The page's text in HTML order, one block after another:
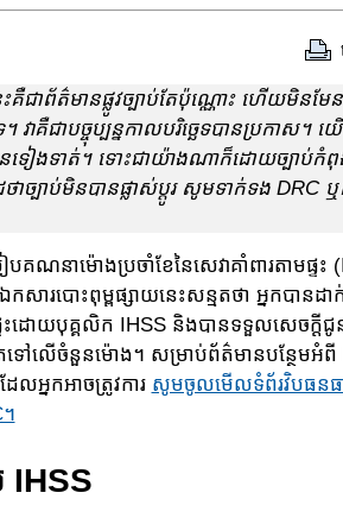
គឺជាព័ត៌មានផ្លូវច្បាប់តែប៉ុណ្ណោះ ហើយមិនមែន
វា​គឺ​ជា​បច្ចុប្បន្ន​កាល​បរិច្ឆេទ​បាន​ប្រកាស។ យើ
ានទៀងទាត់។ ទោះជាយ៉ាងណាក៏ដោយច្បាប់កំពុង
ថាច្បាប់មិនបានផ្លាស់ប្តូរ សូមទាក់ទង DRC
គណនាម៉ោងប្រចាំខែនៃសេវាគាំពារតាមផ្ទះ
សារបោះពុម្ពផ្សាយនេះសន្មតថា អ្នក​បានដា
ម​ផ្ទះដោយ​បុគ្គ​លិក IHSS និងបានទទួល​សេច
ៅលើចំនួនម៉ោង។ សម្រាប់ព័ត៌មានបន្ថែមអំពី
ល​អ្នក​អាចត្រូវការ សូមចូលមើលទំព័រវិបធនធ
។
IHSS